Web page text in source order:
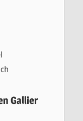
Gallier